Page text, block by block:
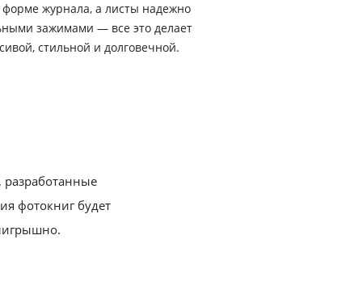
журнала, а листы надежно
зажимами — все это делает
стильной и долговечной.
фотокниг будет